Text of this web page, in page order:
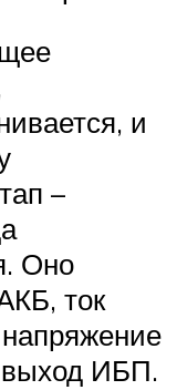
и
–
Оно
ток
выход ИБП.